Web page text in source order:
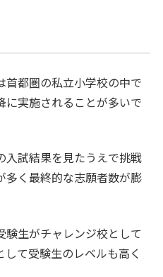
首都圏の私立小学校の中で
に実施されることが多いで
入試結果を見たうえで挑戦
多く最終的な志願者数が膨
生がチャレンジ校として
て受験生のレベルも高く